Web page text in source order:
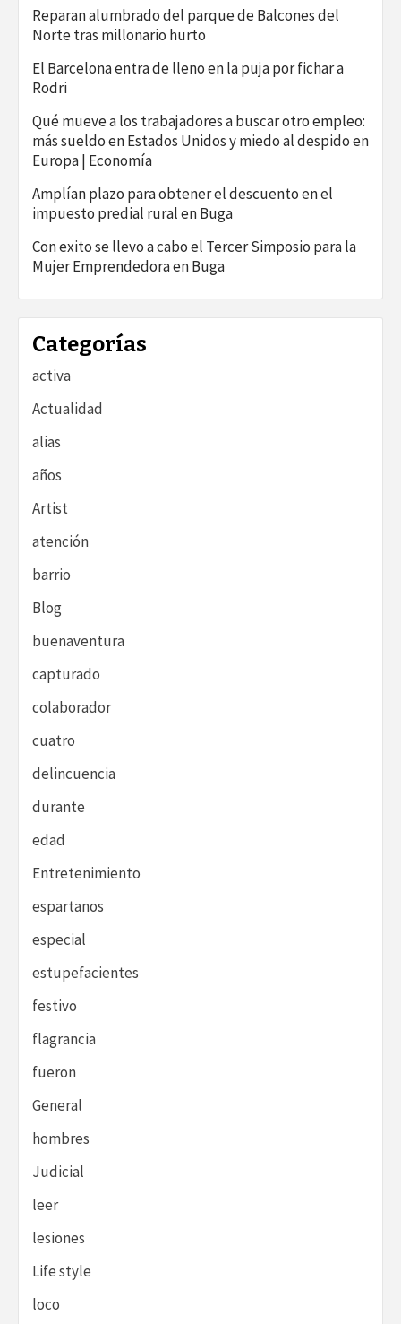
Reparan alumbrado del parque de Balcones del
Norte tras millonario hurto
El Barcelona entra de lleno en la puja por fichar a
Rodri
Qué mueve a los trabajadores a buscar otro empleo:
más sueldo en Estados Unidos y miedo al despido en
Europa | Economía
Amplían plazo para obtener el descuento en el
impuesto predial rural en Buga
Con exito se llevo a cabo el Tercer Simposio para la
Mujer Emprendedora en Buga
Categorías
activa
Actualidad
alias
años
Artist
atención
barrio
Blog
buenaventura
capturado
colaborador
cuatro
delincuencia
durante
edad
Entretenimiento
espartanos
especial
estupefacientes
festivo
flagrancia
fueron
General
hombres
Judicial
leer
lesiones
Life style
loco